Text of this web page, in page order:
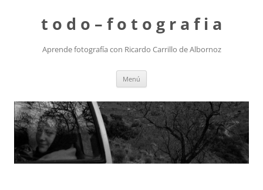
t o d o – f o t o g r a f i a
Aprende fotografía con Ricardo Carrillo de Albornoz
Menú